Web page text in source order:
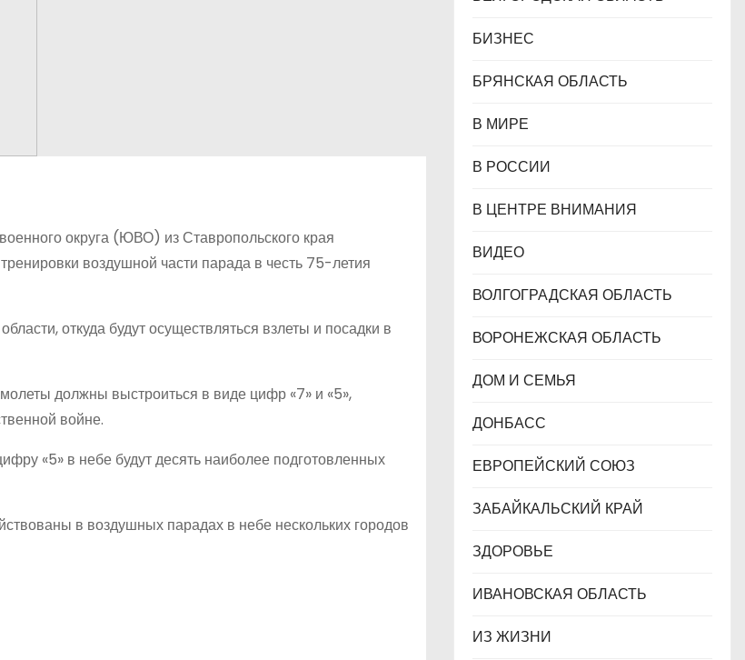
округа (ЮВО) из Ставропольского края
воздушной части парада в честь 75-летия
откуда будут осуществляться взлеты и посадки в
должны выстроиться в виде цифр «7» и «5»,
войне.
«5» в небе будут десять наиболее подготовленных
в воздушных парадах в небе нескольких городов
БИЗНЕС
БРЯНСКАЯ ОБЛАСТЬ
В МИРЕ
В РОССИИ
В ЦЕНТРЕ ВНИМАНИЯ
ВИДЕО
ВОЛГОГРАДСКАЯ ОБЛАСТЬ
ВОРОНЕЖСКАЯ ОБЛАСТЬ
ДОМ И СЕМЬЯ
ДОНБАСС
ЕВРОПЕЙСКИЙ СОЮЗ
ЗАБАЙКАЛЬСКИЙ КРАЙ
ЗДОРОВЬЕ
ИВАНОВСКАЯ ОБЛАСТЬ
ИЗ ЖИЗНИ